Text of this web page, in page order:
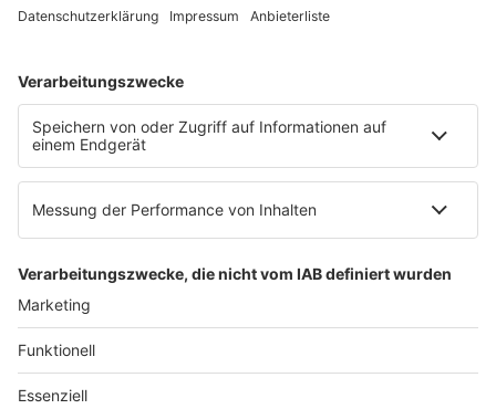
Web:https://www.ruw.de
AGB
Datenschutzerklärung
Genderhinweis
Cookie-Einstellungen